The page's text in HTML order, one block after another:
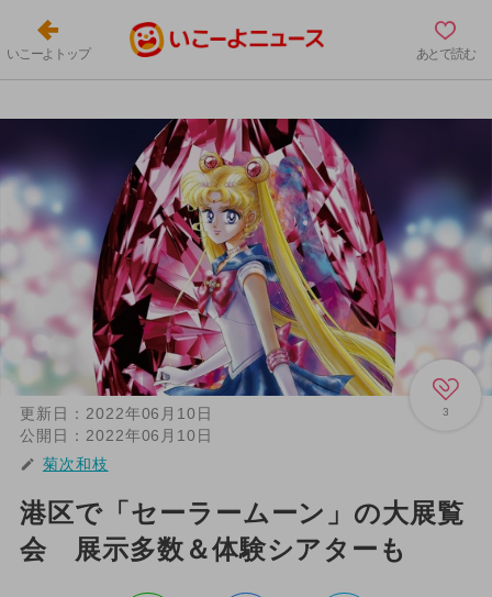
いこーよトップ あとで読む
3
更新日： 2022年06月10日
公開日： 2022年06月10日
菊次和枝
港区で「セーラームーン」の大展覧
会 展示多数＆体験シアターも